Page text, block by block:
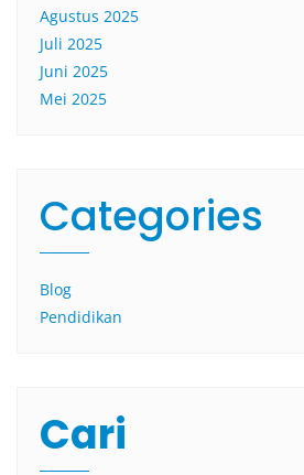
Agustus 2025
Juli 2025
Juni 2025
Mei 2025
Categories
Blog
Pendidikan
Cari